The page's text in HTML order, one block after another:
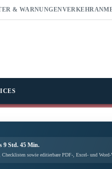
& WARNUNGENVERKEHR
9 Std. 45 Min.
Checklisten sowie editierbare PDF-, Excel- und Word-